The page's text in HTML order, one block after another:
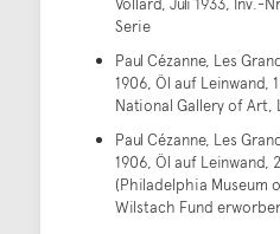
Serie
Paul Cézanne, Les
1906, Öl auf Leinwand,
National Gallery of Art,
Paul Cézanne, Les
1906, Öl auf Leinwand,
(Philadelphia Museum
Wilstach Fund